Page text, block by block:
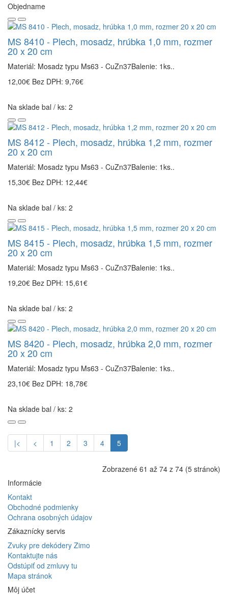
Objedname
MS 8410 - Plech, mosadz, hrúbka 1,0 mm, rozmer
20 x 20 cm
Materiál: Mosadz typu Ms63 - CuZn37Balenie: 1ks..
12,00€ Bez DPH: 9,76€
Na sklade bal / ks: 2
MS 8412 - Plech, mosadz, hrúbka 1,2 mm, rozmer
20 x 20 cm
Materiál: Mosadz typu Ms63 - CuZn37Balenie: 1ks..
15,30€ Bez DPH: 12,44€
Na sklade bal / ks: 2
MS 8415 - Plech, mosadz, hrúbka 1,5 mm, rozmer
20 x 20 cm
Materiál: Mosadz typu Ms63 - CuZn37Balenie: 1ks..
19,20€ Bez DPH: 15,61€
Na sklade bal / ks: 2
MS 8420 - Plech, mosadz, hrúbka 2,0 mm, rozmer
20 x 20 cm
Materiál: Mosadz typu Ms63 - CuZn37Balenie: 1ks..
23,10€ Bez DPH: 18,78€
Na sklade bal / ks: 2
|< < 1 2 3 4 5
Zobrazené 61 až 74 z 74 (5 stránok)
Informácie
Kontakt
Obchodné podmienky
Ochrana osobných údajov
Zákaznícky servis
Zvuky pre dekódery Zimo
Kontaktujte nás
Odstúpiť od zmluvy tu
Mapa stránok
Môj účet